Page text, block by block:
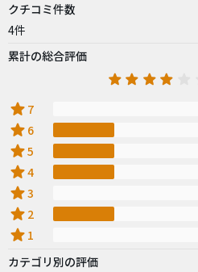
クチコミ件数
4件
累計の総合評価
star 7
star 6
star5
star4
star3
star 2
star 1
カテゴリ別の評価